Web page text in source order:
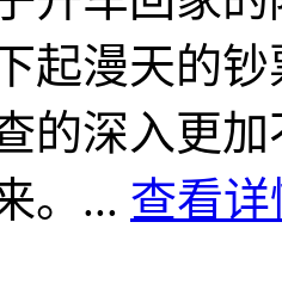
起漫天的
的深入更
。... 查看详